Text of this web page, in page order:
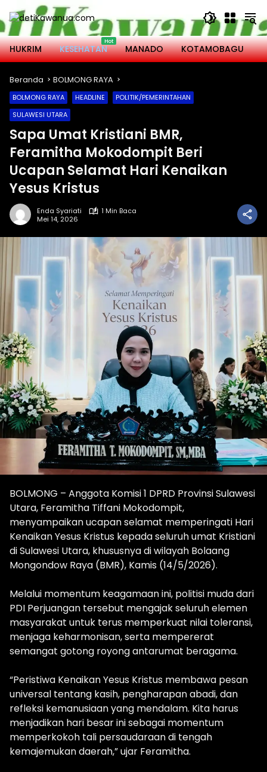
Langsung
ke
konten
HUKRIM
KESEHATAN MANADO KOTAMOBAGU
Beranda BOLMONG RAYA
BOLMONG RAYA HEADLINE
POLITIK/PEMERINTAHAN
SULAWESI UTARA
Sapa Umat Kristiani BMR,
Feramitha Mokodompit Beri
Ucapan Selamat Hari Kenaikan
Yesus Kristus
Enda Syariati
1 Min Baca
Mei 14, 2026
BOLMONG – Anggota Komisi 1 DPRD Provinsi Sulawesi
Utara, Feramitha Tiffani Mokodompit,
menyampaikan ucapan selamat memperingati Hari
Kenaikan Yesus Kristus kepada seluruh umat Kristiani
di Sulawesi Utara, khususnya di wilayah Bolaang
Mongondow Raya (BMR), Kamis (14/5/2026).
Melalui momentum keagamaan ini, politisi muda dari
PDI Perjuangan tersebut mengajak seluruh elemen
masyarakat untuk terus memperkuat nilai toleransi,
menjaga keharmonisan, serta mempererat
semangat gotong royong antarumat beragama.
“Peristiwa Kenaikan Yesus Kristus membawa pesan
universal tentang kasih, pengharapan abadi, dan
refleksi kemanusiaan yang mendalam. Kita harus
menjadikan hari besar ini sebagai momentum
memperkokoh tali persaudaraan di tengah
kemajemukan daerah,” ujar Feramitha.